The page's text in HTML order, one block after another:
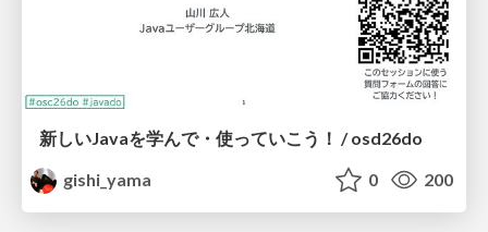
新しいJavaを学んで・使っていこう！ / osd26do
gishi_yama
0 200